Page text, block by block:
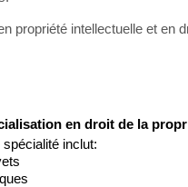
propriété intellectuelle et
en droit de la
inclut: